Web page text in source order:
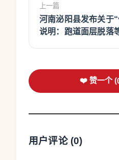
上一篇
河南泌阳县发布关于
说明：跑道面层脱落
❤️ 赞一个 (
用户评论 (0)